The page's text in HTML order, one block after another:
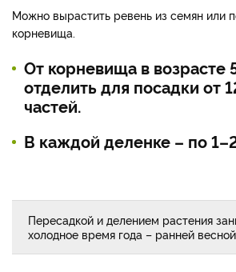
Можно вырастить ревень из семян или
корневища.
От корневища в возрасте
отделить для посадки от
частей.
В каждой деленке – по
Пересадкой и делением растения
холодное время года – ранней